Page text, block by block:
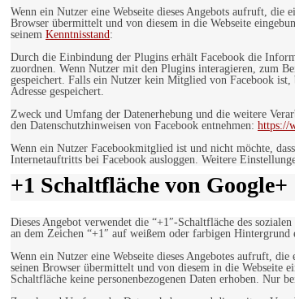
Wenn ein Nutzer eine Webseite dieses Angebots aufruft,
Browser übermittelt und von diesem in die Webseite
seinem Kenntnisstand:
Durch die Einbindung der Plugins erhält Facebook die
zuordnen. Wenn Nutzer mit den Plugins interagieren, zum
gespeichert. Falls ein Nutzer kein Mitglied von Facebook
Adresse gespeichert.
Zweck und Umfang der Datenerhebung und die weitere
den Datenschutzhinweisen von Facebook entnehmen: https://
Wenn ein Nutzer Facebookmitglied ist und nicht möchte,
Internetauftritts bei Facebook ausloggen. Weitere
+1 Schaltfläche von Google+
Dieses Angebot verwendet die “+1″-Schaltfläche des
an dem Zeichen “+1″ auf weißem oder farbigen Hintergrund
Wenn ein Nutzer eine Webseite dieses Angebotes aufruft,
seinen Browser übermittelt und von diesem in die Webseite
Schaltfläche keine personenbezogenen Daten erhoben. Nur